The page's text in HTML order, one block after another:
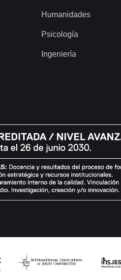
Humanidades
Psicología
Ingeniería